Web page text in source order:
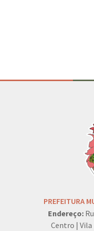
PREFEITURA
Endereço:
Centro | Vila